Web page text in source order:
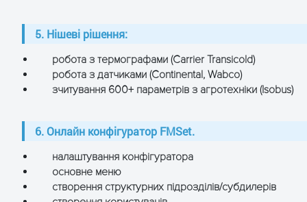
5. Нішеві рішення:
робота з термографами (Carrier Transicold)
робота з датчиками (Continental, Wabco)
зчитування 600+ параметрів з агротехніки (Isobus)
6. Онлайн конфігуратор FMSet.
налаштування конфігуратора
основне меню
створення структурних підрозділів/субдилерів